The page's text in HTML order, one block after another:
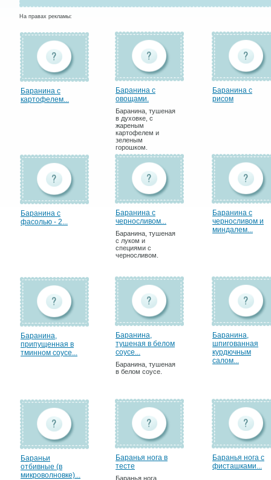
На правах рекламы:
Баранина с
картофелем...
Баранина с
овощами.
Баранина, тушеная
в духовке, с
жареным
картофелем и
зеленым
горошком.
Баранина с
рисом
Баранина с
фасолью - 2...
Баранина с
черносливом...
Баранина, тушеная
с луком и
специями с
черносливом.
Баранина с
черносливом и
миндалем...
Баранина,
припущенная в
тминном соусе...
Баранина,
тушеная в белом
соусе...
Баранина, тушеная
в белом соусе.
Баранина,
шпигованная
курдючным
салом...
Бараньи
отбивные (в
микроволновке)...
Баранья нога в
тесте
Баранья нога
Баранья нога с
фисташками...